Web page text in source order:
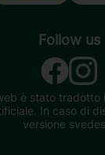
Follow us
è stato tradotto
In caso di
versione